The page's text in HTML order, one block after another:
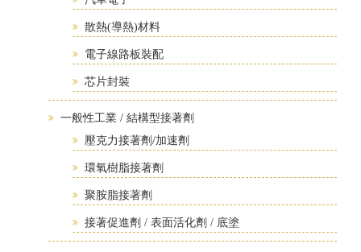
散熱(導熱)材料
電子線路板裝配
芯片封裝
一般性工業 / 結構型接著劑
壓克力接著劑/加速劑
環氧樹脂接著劑
聚胺脂接著劑
接著促進劑 / 表面活化劑 / 底塗